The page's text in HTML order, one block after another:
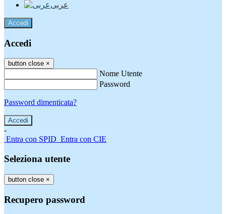
عربى
Accedi
Accedi
button close ×
Nome Utente
Password
Password dimenticata?
-
Entra con SPID Entra con CIE
Seleziona utente
button close ×
Recupero password